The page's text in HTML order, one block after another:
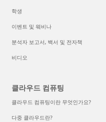
학생
이벤트 및 웨비나
분석자 보고서, 백서 및 전자책
비디오
클라우드 컴퓨팅
클라우드 컴퓨팅이란 무엇인가요?
다중 클라우드란?